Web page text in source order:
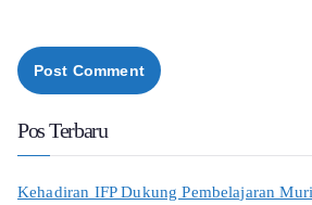
Pos Terbaru
Kehadiran IFP Dukung Pembelajaran